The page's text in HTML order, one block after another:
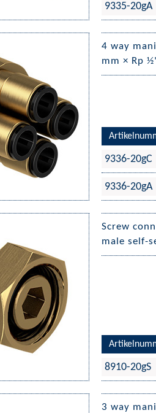
9335-20gA
4 way
mm × Rp
9336-20gC
9336-20gA
Screw
male self-
8910-20gS
3 way